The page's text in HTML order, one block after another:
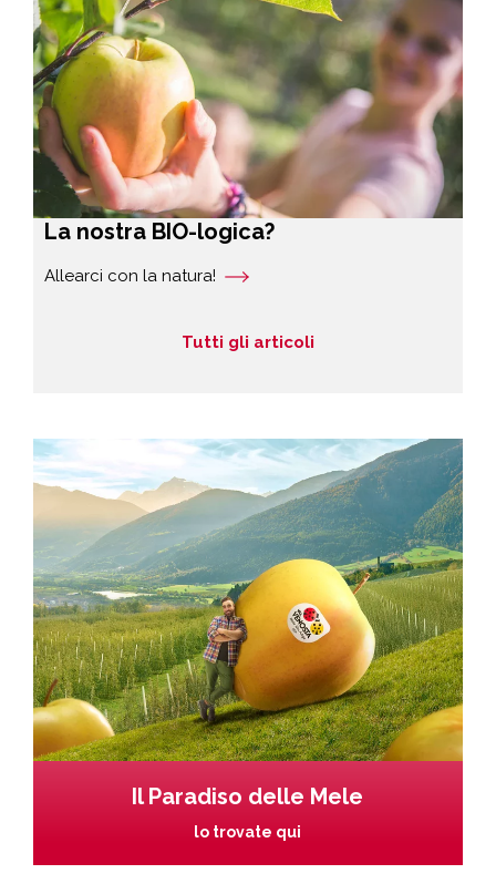
La nostra BIO-logica?
Allearci con la natura!
Tutti gli articoli
Il Paradiso delle Mele
lo trovate qui